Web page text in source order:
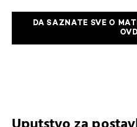
DA SAZNATE SVE O